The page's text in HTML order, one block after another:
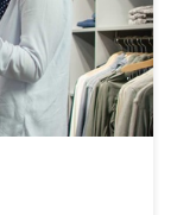
Motorrad,